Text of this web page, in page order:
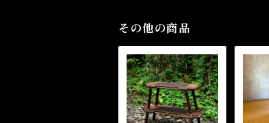
その他の商品